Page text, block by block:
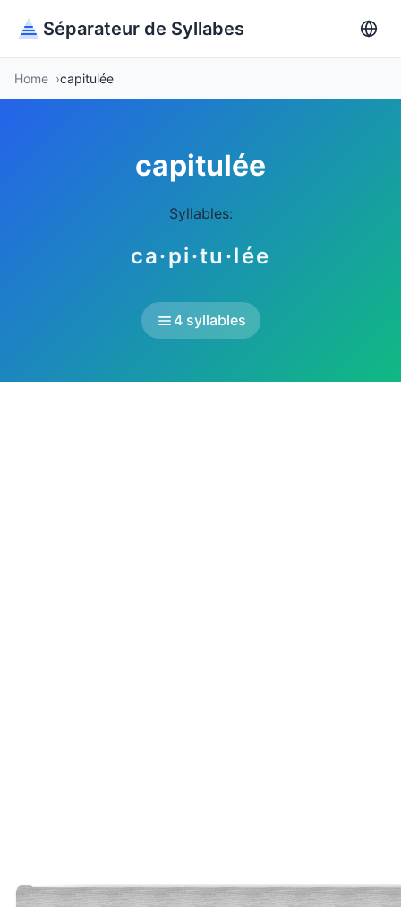
Séparateur de Syllabes
Home capitulée
capitulée
Syllables:
ca·pi·tu·lée
4 syllables